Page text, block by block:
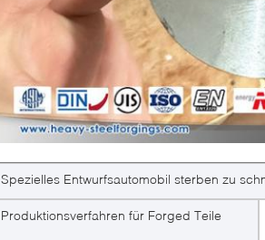
Spezielles Entwurfsautomobil sterben zu
Produktionsverfahren für Forged Teile